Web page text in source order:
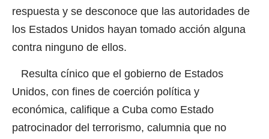
respuesta y se desconoce que las autoridades de
los Estados Unidos hayan tomado acción alguna
contra ninguno de ellos.
Resulta cínico que el gobierno de Estados
Unidos, con fines de coerción política y
económica, califique a Cuba como Estado
patrocinador del terrorismo, calumnia que no